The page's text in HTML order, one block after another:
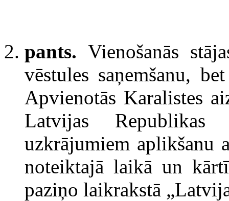
pants. Vienošanās
vēstules saņemšanu,
Apvienotās Karalistes
Latvijas
uzkrājumiem aplikšanu
noteiktajā laikā un
paziņo laikrakstā